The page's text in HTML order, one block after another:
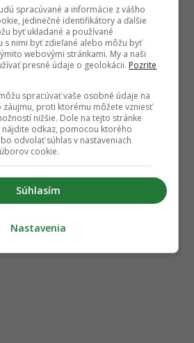
spracúvané a informácie z vášho
jedinečné identifikátory a ďalšie
byť ukladané a používané
s nimi byť zdieľané alebo môžu byť
webovými stránkami. My a naši
presné údaje o geolokácii. Pozrite
spracúvať vaše osobné údaje na
záujmu, proti ktorému môžete vzniesť
nižšie. Dole na tejto stránke
odkaz, pomocou ktorého
odvolať súhlas v nastaveniach
cookie.
Súhlasím
Nastavenia